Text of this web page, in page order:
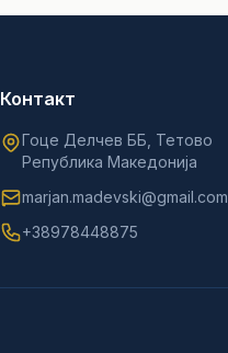
Контакт
Гоце Делчев ББ, Тетово
Република Македонија
marjan.madevski@gmail.com
+38978448875